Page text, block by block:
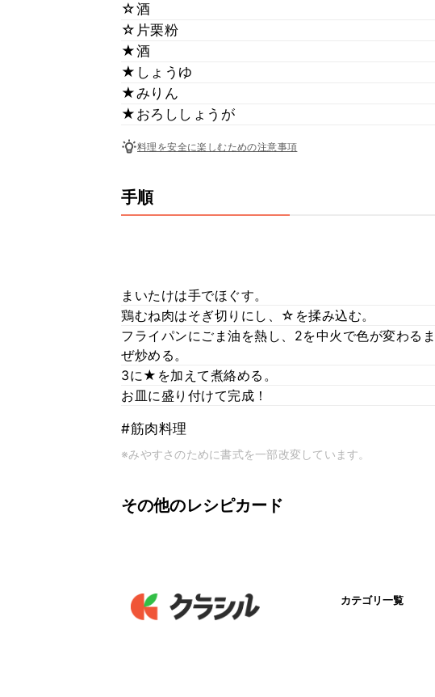
☆酒
☆片栗粉
★酒
★しょうゆ
★みりん
★おろししょうが
料理を安全に楽しむための注意事項
手順
まいたけは手でほぐす。
鶏むね肉はそぎ切りにし、☆を揉み込む。
フライパンにごま油を熱し、2を中火で色が変わる
ぜ炒める。
3に★を加えて煮絡める。
お皿に盛り付けて完成！
#筋肉料理
※みやすさのために書式を一部改変しています。
その他のレシピカード
カテゴリ一覧